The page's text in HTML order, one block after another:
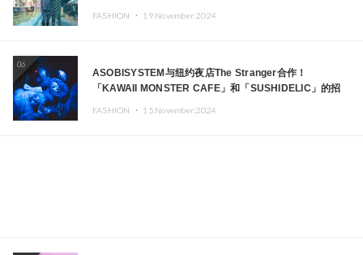
FASHION ・ 19.November.2024
06
ASOBISYSTEM与纽约夜店The Stranger合作！
「KAWAII MONSTER CAFE」和「SUSHIDELIC」的招
FASHION ・ 15.November.2024